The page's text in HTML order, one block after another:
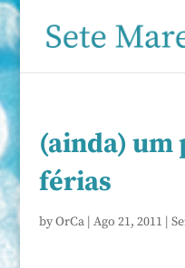
(ainda) um
férias
byOrCa| Ago 21, 2011 |